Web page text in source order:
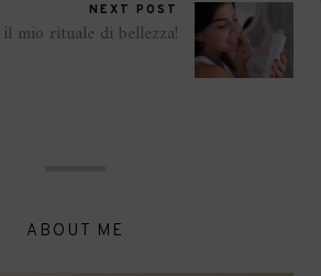
NEXT POST
mio rituale di bellezza!
ABOUT ME